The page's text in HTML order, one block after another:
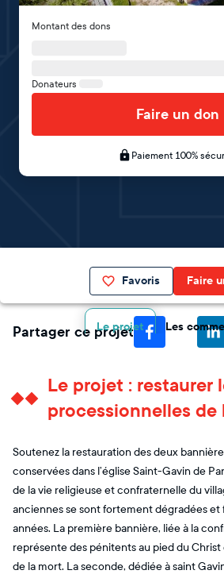
Montant des dons
Donateurs
Faire un don
Paiement 100%
Favoris Faire
Le projet Les
Partager ce projet
Le projet : restaurer
processionnelles de
Soutenez la restauration des deux
conservées dans l’église Saint-Gavin de
de la vie religieuse et confraternelle du
anciennes se sont fortement dégradées et
années. La première bannière, liée à la
représente des pénitents au pied du
de la mort. La seconde, dédiée à saint